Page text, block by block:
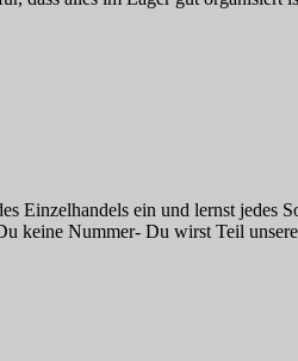
ein und lernst jedes
keine Nummer- Du wirst Teil